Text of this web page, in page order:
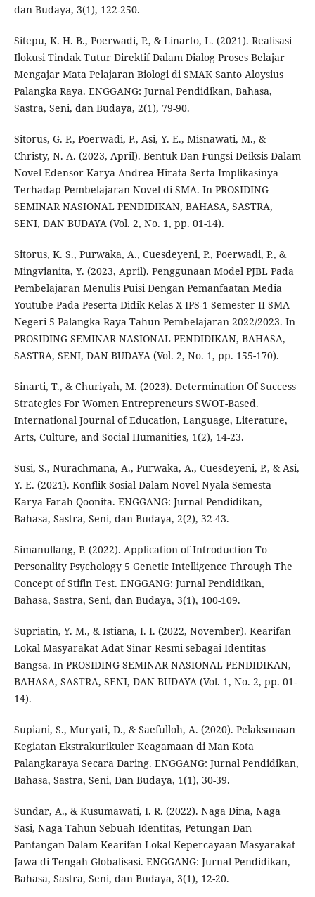
dan Budaya, 3(1), 122-250.
Sitepu, K. H. B., Poerwadi, P., & Linarto, L. (2021). Realisasi
Ilokusi Tindak Tutur Direktif Dalam Dialog Proses Belajar
Mengajar Mata Pelajaran Biologi di SMAK Santo Aloysius
Palangka Raya. ENGGANG: Jurnal Pendidikan, Bahasa,
Sastra, Seni, dan Budaya, 2(1), 79-90.
Sitorus, G. P., Poerwadi, P., Asi, Y. E., Misnawati, M., &
Christy, N. A. (2023, April). Bentuk Dan Fungsi Deiksis Dalam
Novel Edensor Karya Andrea Hirata Serta Implikasinya
Terhadap Pembelajaran Novel di SMA. In PROSIDING
SEMINAR NASIONAL PENDIDIKAN, BAHASA, SASTRA,
SENI, DAN BUDAYA (Vol. 2, No. 1, pp. 01-14).
Sitorus, K. S., Purwaka, A., Cuesdeyeni, P., Poerwadi, P., &
Mingvianita, Y. (2023, April). Penggunaan Model PJBL Pada
Pembelajaran Menulis Puisi Dengan Pemanfaatan Media
Youtube Pada Peserta Didik Kelas X IPS-1 Semester II SMA
Negeri 5 Palangka Raya Tahun Pembelajaran 2022/2023. In
PROSIDING SEMINAR NASIONAL PENDIDIKAN, BAHASA,
SASTRA, SENI, DAN BUDAYA (Vol. 2, No. 1, pp. 155-170).
Sinarti, T., & Churiyah, M. (2023). Determination Of Success
Strategies For Women Entrepreneurs SWOT-Based.
International Journal of Education, Language, Literature,
Arts, Culture, and Social Humanities, 1(2), 14-23.
Susi, S., Nurachmana, A., Purwaka, A., Cuesdeyeni, P., & Asi,
Y. E. (2021). Konflik Sosial Dalam Novel Nyala Semesta
Karya Farah Qoonita. ENGGANG: Jurnal Pendidikan,
Bahasa, Sastra, Seni, dan Budaya, 2(2), 32-43.
Simanullang, P. (2022). Application of Introduction To
Personality Psychology 5 Genetic Intelligence Through The
Concept of Stifin Test. ENGGANG: Jurnal Pendidikan,
Bahasa, Sastra, Seni, dan Budaya, 3(1), 100-109.
Supriatin, Y. M., & Istiana, I. I. (2022, November). Kearifan
Lokal Masyarakat Adat Sinar Resmi sebagai Identitas
Bangsa. In PROSIDING SEMINAR NASIONAL PENDIDIKAN,
BAHASA, SASTRA, SENI, DAN BUDAYA (Vol. 1, No. 2, pp. 01-
14).
Supiani, S., Muryati, D., & Saefulloh, A. (2020). Pelaksanaan
Kegiatan Ekstrakurikuler Keagamaan di Man Kota
Palangkaraya Secara Daring. ENGGANG: Jurnal Pendidikan,
Bahasa, Sastra, Seni, Dan Budaya, 1(1), 30-39.
Sundar, A., & Kusumawati, I. R. (2022). Naga Dina, Naga
Sasi, Naga Tahun Sebuah Identitas, Petungan Dan
Pantangan Dalam Kearifan Lokal Kepercayaan Masyarakat
Jawa di Tengah Globalisasi. ENGGANG: Jurnal Pendidikan,
Bahasa, Sastra, Seni, dan Budaya, 3(1), 12-20.